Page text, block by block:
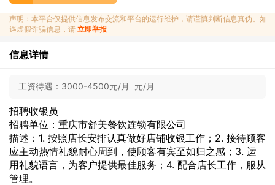
声明：本平台仅提供信息发布交流和平台的运行维护，请谨慎判断信息真伪。如
遇虚假诈骗信息，请 立即举报
信息详情
工资待遇： 3000-4500元/月 元/月
招聘收银员
招聘单位：重庆市舒美餐饮连锁有限公司
描述：1. 按照店长安排认真做好店铺收银工作；2. 接待顾客
应主动热情礼貌耐心周到，使顾客有宾至如归之感；3. 运
用礼貌语言，为客户提供最佳服务；4. 配合店长工作，服从
管理。